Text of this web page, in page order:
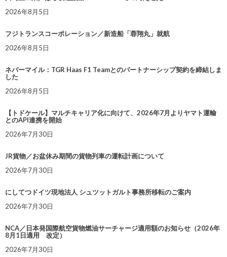
2026年8月5日
フジトランスコーポレーション／新造船「蓉翔丸」就航
2026年8月5日
ネバーマイル：TGR Haas F1 Teamとのパートナーシップ契約を締結しま
した
2026年8月5日
【トドケール】マルチキャリア化に向けて、2026年7月よりヤマト運輸
とのAPI連携を開始
2026年7月30日
JR貨物／お盆休み期間の貨物列車の運転計画について
2026年7月30日
にしてつドイツ現地法人 シュツットガルト事務所移転のご案内
2026年7月30日
NCA／日本発国際航空貨物燃油サーチャージ適用額のお知らせ（2026年
8月1日適用 改定）
2026年7月30日